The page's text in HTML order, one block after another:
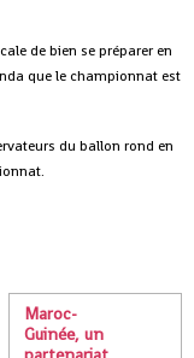
de bien se préparer en
que le championnat est
du ballon rond en
Maroc-
Guinée, un